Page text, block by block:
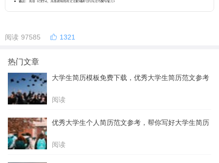
阅读 97585 1321
热门文章
大学生简历模板免费下载，优秀大学生简历范文参考
阅读
优秀大学生个人简历范文参考，帮你写好大学生简历
阅读